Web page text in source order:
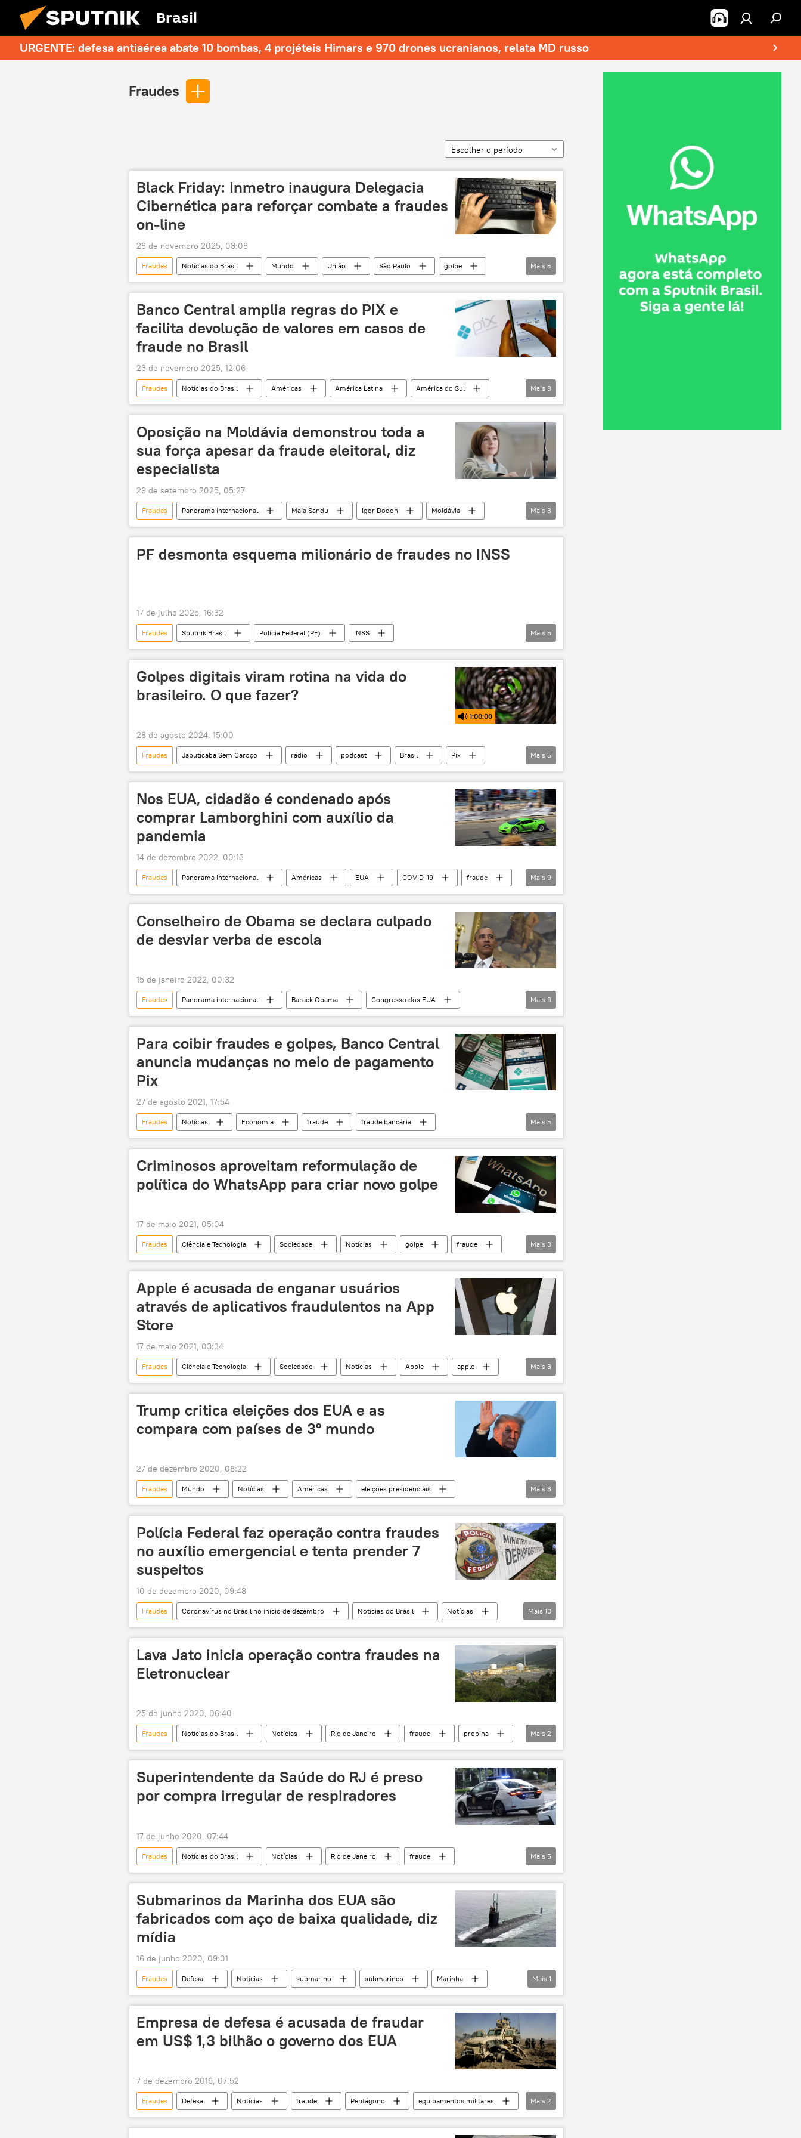
Brasil
URGENTE: defesa antiaérea abate 10 bombas, 4 projéteis Himars e 970 drones ucranianos, relata MD russo
Fraudes
Escolher o período
Black Friday: Inmetro inaugura Delegacia
Cibernética para reforçar combate a fraudes
on-line
28 de novembro 2025, 03:08
Fraudes Notícias do Brasil Mundo União São Paulo
golpe
Internet
Código de Defesa do Consumidor
defesa do consumidor
Mais 5
Banco Central amplia regras do PIX e
facilita devolução de valores em casos de
fraude no Brasil
23 de novembro 2025, 12:06
Fraudes Notícias do Brasil Américas América Latina
América do Sul
Brasil
Banco Central do Brasil Economia regras Pix
BC
Mais 8
Oposição na Moldávia demonstrou toda a
sua força apesar da fraude eleitoral, diz
especialista
29 de setembro 2025, 05:27
Fraudes Panorama internacional Maia Sandu Igor Dodon
Moldávia
Europa
violações eleições
Mais 3
PF desmonta esquema milionário de fraudes no INSS
17 de julho 2025, 16:32
Fraudes Sputnik Brasil Polícia Federal (PF)
INSS
Instituto Nacional do Seguro Social (INSS)
organização criminosa
servidores
Mais 5
Golpes digitais viram rotina na vida do
brasileiro. O que fazer?
1:00:00
28 de agosto 2024, 15:00
Fraudes Jabuticaba Sem Caroço rádio podcast Brasil
Pix
dinheiro
defesa do consumidor Sociedade cartão de crédito golpe
Mais 5
Nos EUA, cidadão é condenado após
comprar Lamborghini com auxílio da
pandemia
14 de dezembro 2022, 00:13
Fraudes Panorama internacional Américas EUA COVID-19
fraude
fraude fiscal
roubo auxílio auxílio financeiro
auxílio estatal
desvio de verbas públicas
Mais 9
Conselheiro de Obama se declara culpado
de desviar verba de escola
15 de janeiro 2022, 00:32
Fraudes Panorama internacional Barack Obama
Congresso dos EUA
Casa Branca
América do Norte fraude EUA
fraude jornalística
fraude bancária
Mais 9
Para coibir fraudes e golpes, Banco Central
anuncia mudanças no meio de pagamento
Pix
27 de agosto 2021, 17:54
Fraudes Notícias Economia fraude
fraude bancária
fraude comercial
golpe Banco Central transferência
Pix
Mais 5
Criminosos aproveitam reformulação de
política do WhatsApp para criar novo golpe
17 de maio 2021, 05:04
Fraudes Ciência e Tecnologia Sociedade Notícias golpe
fraude
WhatsApp
privacidade política de privacidade
Mais 3
Apple é acusada de enganar usuários
através de aplicativos fraudulentos na App
Store
17 de maio 2021, 03:34
Fraudes Ciência e Tecnologia Sociedade Notícias Apple
apple
telefone
tecnologia tecnologias
Mais 3
Trump critica eleições dos EUA e as
compara com países de 3º mundo
27 de dezembro 2020, 08:22
Fraudes Mundo Notícias Américas
eleições presidenciais
fraude eleitoral
EUA eleições
Mais 3
Polícia Federal faz operação contra fraudes
no auxílio emergencial e tenta prender 7
suspeitos
10 de dezembro 2020, 09:48
Fraudes Coronavírus no Brasil no início de dezembro Notícias do Brasil
Notícias
Polícia Federal (PF)
auxílio auxílio financeiro auxílio estatal
fraude
COVID-19
Mais 10
Lava Jato inicia operação contra fraudes na
Eletronuclear
25 de junho 2020, 06:40
Fraudes Notícias do Brasil Notícias Rio de Janeiro fraude
propina
políticos
Polícia Federal
Mais 2
Superintendente da Saúde do RJ é preso
por compra irregular de respiradores
17 de junho 2020, 07:44
Fraudes Notícias do Brasil Notícias Rio de Janeiro
fraude
fraude comercial
governador
novo coronavírus
Mais 5
Submarinos da Marinha dos EUA são
fabricados com aço de baixa qualidade, diz
mídia
16 de junho 2020, 09:01
Fraudes Defesa Notícias submarino submarinos
Marinha
Marinha dos EUA
Mais 1
Empresa de defesa é acusada de fraudar
em US$ 1,3 bilhão o governo dos EUA
7 de dezembro 2019, 07:52
Fraudes Defesa Notícias fraude Pentágono
equipamentos militares
denúncia
denúncias
Mais 2